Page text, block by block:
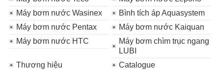
Máy bơm nước Wasinex
Bình tích áp Aquasystem
Máy bơm nước Pentax
Máy bơm nước Kaiquan
Máy bơm nước HTC
Máy bơm chìm trục ngang
LUBI
Thương hiệu
Catalogue